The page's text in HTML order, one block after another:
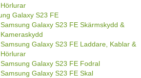
Hörlurar
Galaxy S23 FE
Samsung Galaxy S23 FE Skärmskydd &
Kameraskydd
Samsung Galaxy S23 FE Laddare, Kablar &
Hörlurar
Samsung Galaxy S23 FE Fodral
Samsung Galaxy S23 FE Skal